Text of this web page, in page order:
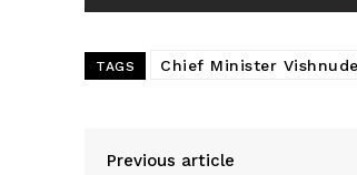
TAGS Chief Minister
Previous article